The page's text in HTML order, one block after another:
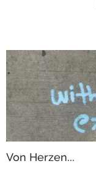
Von Herzen...